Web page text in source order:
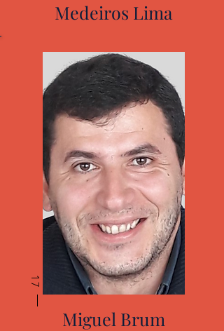
Medeiros Lima
17
Miguel Brum